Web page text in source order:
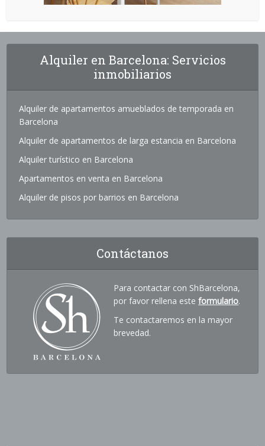
Alquiler en Barcelona: Servicios
inmobiliarios
Alquiler de apartamentos amueblados de temporada en
Barcelona
Alquiler de apartamentos de larga estancia en Barcelona
Alquiler turístico en Barcelona
Apartamentos en venta en Barcelona
Alquiler de pisos por barrios en Barcelona
Contáctanos
Para contactar con ShBarcelona,
por favor rellena esteformulario.
Te contactaremos en la mayor
brevedad.